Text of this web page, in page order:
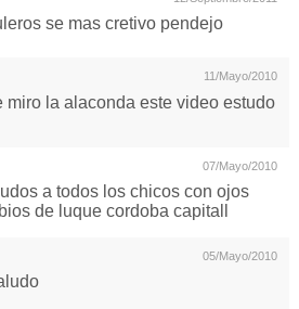
se mas cretivo pendejo
11/Mayo/2010
miro la alaconda este video estudo
07/Mayo/2010
a todos los chicos con ojos
de luque cordoba capitall
05/Mayo/2010